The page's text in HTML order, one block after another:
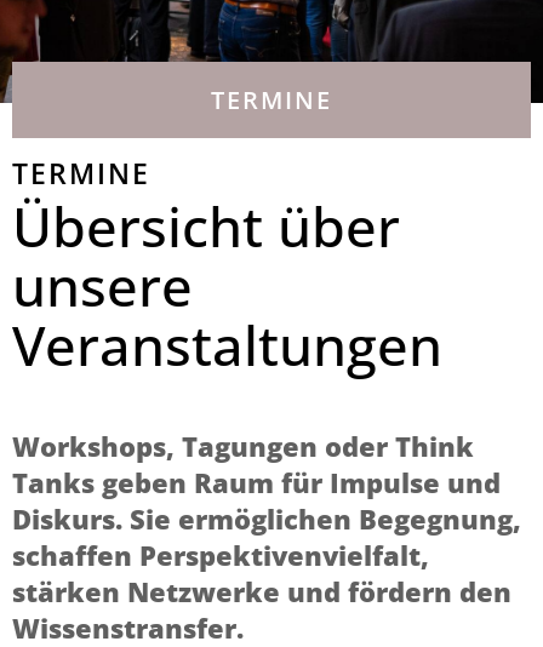
TERMINE
TERMINE
Übersicht über
unsere
Veranstaltungen
Workshops, Tagungen oder Think
Tanks geben Raum für Impulse und
Diskurs. Sie ermöglichen Begegnung,
schaffen Perspektivenvielfalt,
stärken Netzwerke und fördern den
Wissenstransfer.